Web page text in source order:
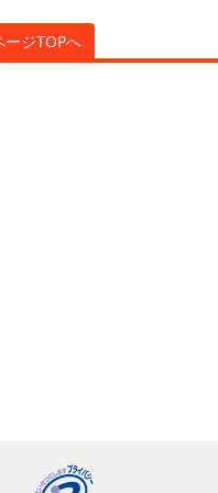
ージTOPへ